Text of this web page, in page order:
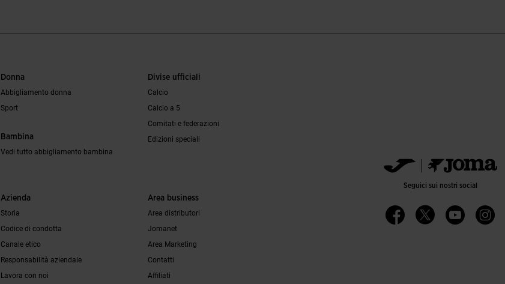
Donna
Abbigliamento donna
Sport
Bambina
Vedi tutto abbigliamento bambina
Divise ufficiali
Calcio
Calcio a 5
Comitati e federazioni
Edizioni speciali
Azienda
Storia
Codice di condotta
Canale etico
Responsabilità aziendale
Lavora con noi
Area business
Area distributori
Jomanet
Area Marketing
Contatti
Affiliati
Seguici sui nostri social